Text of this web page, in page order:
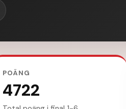
POÄNG
4722